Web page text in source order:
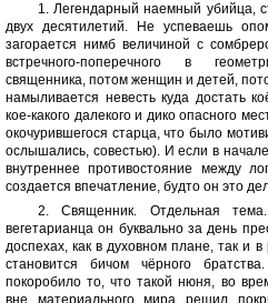
1. Легендарный наемный убийца,
двух десятилетий. Не успеваешь
загорается нимб величиной с
встречного-поперечного в
священника, потом женщин и детей,
намыливается невесть куда достать
кое-какого далекого и дико опасного
окочурившегося старца, что было
ослышались, совестью). И если в
внутреннее противостояние между
создается впечатление, будто он это
2. Священник. Отдельная
вегетарианца он буквально за день
доспехах, как в духовном плане, так и
становится бичом чёрного
покоробило то, что такой нюня, во
вне материального мира решил